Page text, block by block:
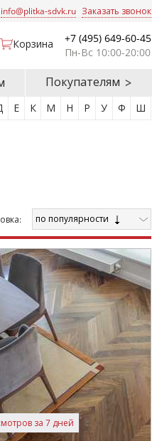
info@plitka-sdvk.ru Заказать звонок
Корзина
+7 (495) 649-60-45
Пн-Вс 10:00-20:00
Покупателям
Е К М Н Р У Ф Ш
по популярности
за 7 дней